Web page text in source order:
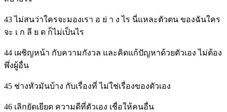
43 ไม่สนว่าใครจะมองเรา อ ย่ า ง ไร นี่แหละตัวตน ของฉันใคร
จะ เ ก ลี ย ด ก็ไม่เป็นไร
44 เผชิญหน้า กับความกังวล และคิดแก้ปัญหาด้วยตัวเอง ไม่ต้อง
พึ่งผู้อื่น
45 ช่างหัวมันบ้าง กับเรื่องที่ ไม่ใช่เรื่องของตัวเอง
46 เลิกยัดเยียด ความดีที่ตัวเอง เชื่อให้คนอื่น